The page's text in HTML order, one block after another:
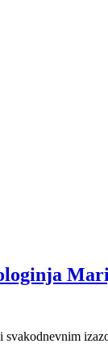
svakodnevnim